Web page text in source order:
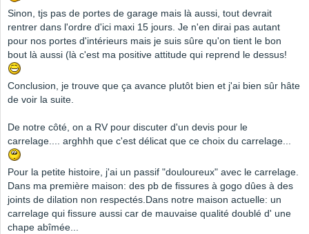
Sinon, tjs pas de portes de garage mais là aussi, tout devrait
rentrer dans l'ordre d'ici maxi 15 jours. Je n'en dirai pas autant
pour nos portes d'intérieurs mais je suis sûre qu'on tient le bon
bout là aussi (là c'est ma positive attitude qui reprend le dessus!
Conclusion, je trouve que ça avance plutôt bien et j'ai bien sûr hâte
de voir la suite.
De notre côté, on a RV pour discuter d'un devis pour le
carrelage.... arghhh que c'est délicat que ce choix du carrelage...
Pour la petite histoire, j'ai un passif "douloureux" avec le carrelage.
Dans ma première maison: des pb de fissures à gogo dûes à des
joints de dilation non respectés.Dans notre maison actuelle: un
carrelage qui fissure aussi car de mauvaise qualité doublé d' une
chape abîmée...